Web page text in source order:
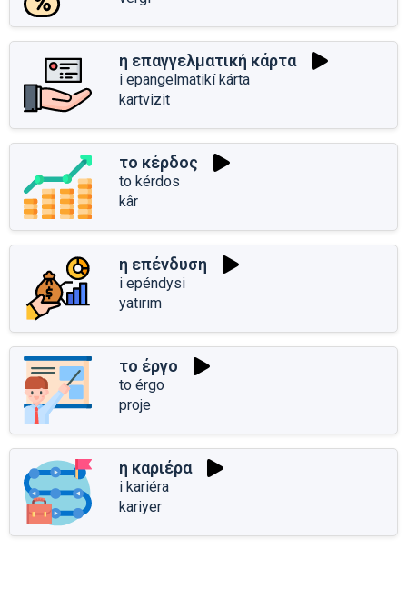
η επαγγελματική κάρτα
i epangelmatikí kárta
kartvizit
το κέρδος
to kérdos
kâr
η επένδυση
i epéndysi
yatırım
το έργο
to érgo
proje
η καριέρα
i kariéra
kariyer